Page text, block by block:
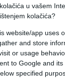
u vašem
kolačića?
website/app uses
and store
or usage
to Google and
specified
će